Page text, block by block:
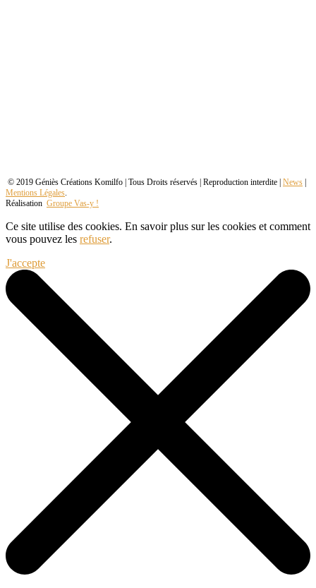
© 2019 Géniès Créations Komilfo | Tous Droits réservés | Reproduction interdite | News
Mentions Légales.
Réalisation Groupe Vas-y !
Ce site utilise des cookies. En savoir plus sur les cookies et comment
vous pouvez les refuser.
J'accepte